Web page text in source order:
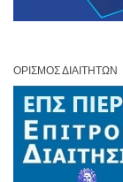
ΟΡΙΣΜΌΣ ΔΙΑΙΤΗΤΏΝ